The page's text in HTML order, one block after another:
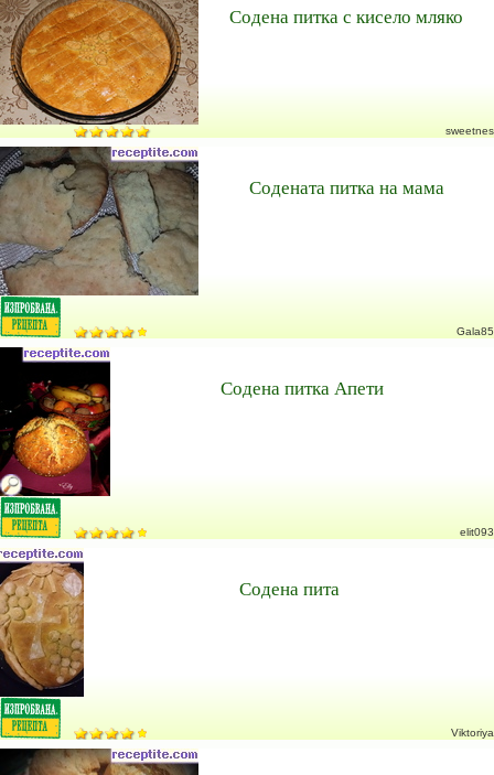
Содена питка с кисело мляко
sweetnes
Содената питка на мама
Gala85
Содена питка Апети
elit093
Содена пита
Viktoriya